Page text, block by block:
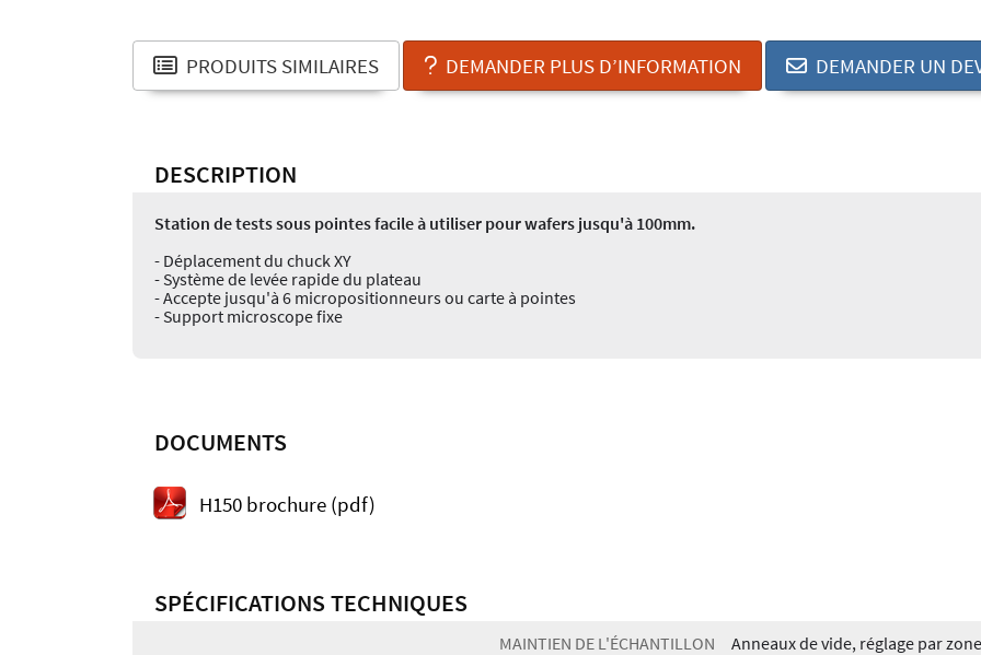
PRODUITS SIMILAIRES DEMANDER PLUS D’INFORMATION DEMANDER UN
DESCRIPTION
Station de tests sous pointes facile à utiliser pour wafers jusqu'à 100mm.
- Déplacement du chuck XY
- Système de levée rapide du plateau
- Accepte jusqu'à 6 micropositionneurs ou carte à pointes
- Support microscope fixe
DOCUMENTS
H150 brochure (pdf)
SPÉCIFICATIONS TECHNIQUES
MAINTIEN DE L'ÉCHANTILLON
Anneaux de vide, réglage par